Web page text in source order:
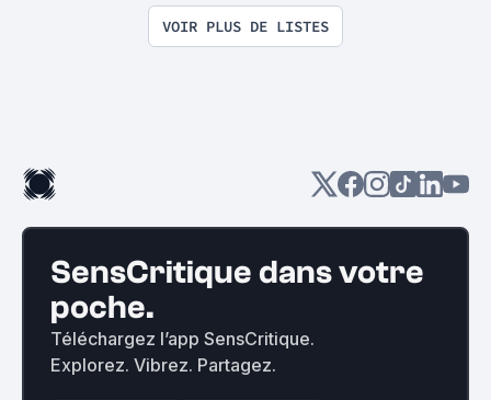
VOIR PLUS DE LISTES
SensCritique dans votre
poche.
Téléchargez l’app SensCritique.
Explorez. Vibrez. Partagez.